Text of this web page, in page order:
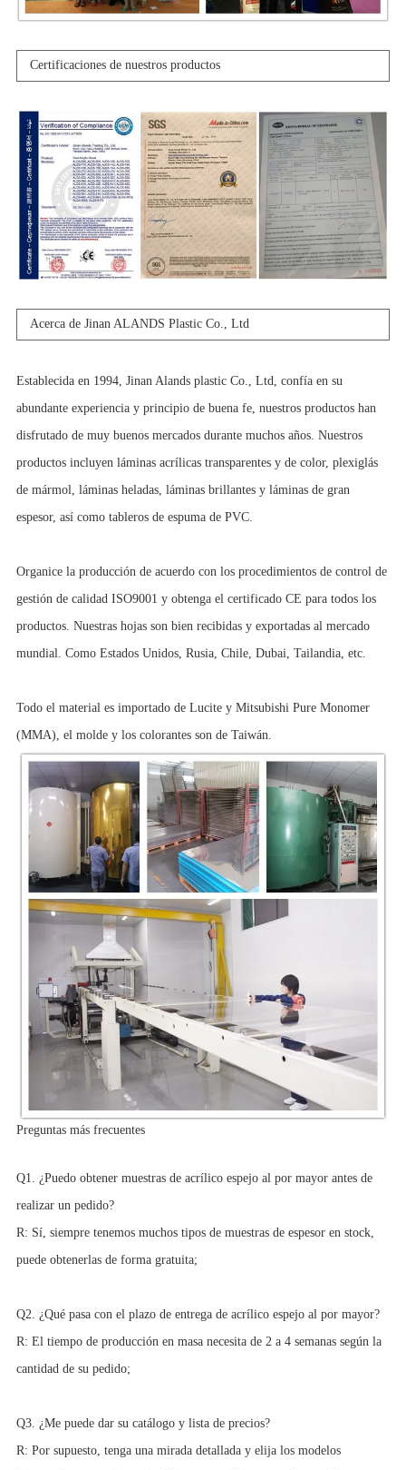
Certificaciones de nuestros productos
Acerca de Jinan ALANDS Plastic Co., Ltd
Establecida en 1994, Jinan Alands plastic Co., Ltd, confía en su
abundante experiencia y principio de buena fe, nuestros productos han
disfrutado de muy buenos mercados durante muchos años. Nuestros
productos incluyen láminas acrílicas transparentes y de color, plexiglás
de mármol, láminas heladas, láminas brillantes y láminas de gran
espesor, así como tableros de espuma de PVC.
Organice la producción de acuerdo con los procedimientos de control de
gestión de calidad ISO9001 y obtenga el certificado CE para todos los
productos. Nuestras hojas son bien recibidas y exportadas al mercado
mundial. Como Estados Unidos, Rusia, Chile, Dubai, Tailandia, etc.
Todo el material es importado de Lucite y Mitsubishi Pure Monomer
(MMA), el molde y los colorantes son de Taiwán.
Preguntas más frecuentes
Q1. ¿Puedo obtener muestras de acrílico espejo al por mayor antes de
realizar un pedido?
R: Sí, siempre tenemos muchos tipos de muestras de espesor en stock,
puede obtenerlas de forma gratuita;
Q2. ¿Qué pasa con el plazo de entrega de acrílico espejo al por mayor?
R: El tiempo de producción en masa necesita de 2 a 4 semanas según la
cantidad de su pedido;
Q3. ¿Me puede dar su catálogo y lista de precios?
R: Por supuesto, tenga una mirada detallada y elija los modelos